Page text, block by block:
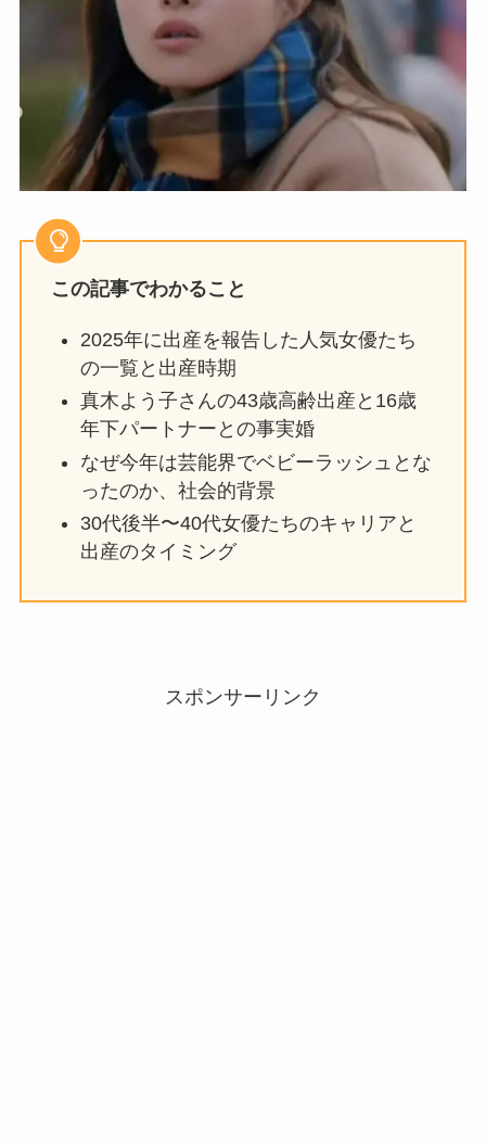
この記事でわかること
2025年に出産を報告した人気女優たち
の一覧と出産時期
真木よう子さんの43歳高齢出産と16歳
年下パートナーとの事実婚
なぜ今年は芸能界でベビーラッシュとな
ったのか、社会的背景
30代後半〜40代女優たちのキャリアと
出産のタイミング
スポンサーリンク